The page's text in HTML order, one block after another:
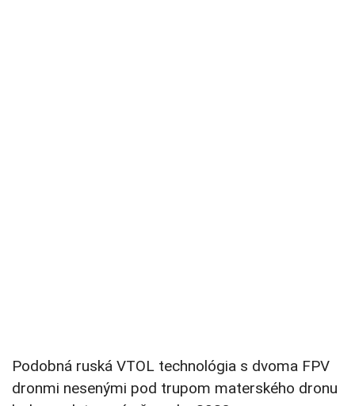
Podobná ruská VTOL technológia s dvoma FPV
dronmi nesenými pod trupom materského dronu